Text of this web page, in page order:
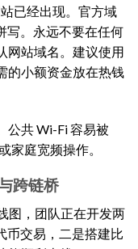
已经出现。官方域
写。永远不要在任何
网站域名。建议使用
的小额资金放在热钱
公共 Wi-Fi 容易被
家庭宽频操作。
跨链桥
图，团队正在开发两
币交易，二是搭建比